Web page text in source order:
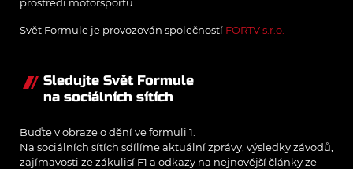
Svět Formule je provozován společností FORTV s.r.o.
Sledujte Svět Formule
na sociálních sítích
Buďte v obraze o dění ve formuli 1.
Na sociálních sítích sdílíme aktuální zprávy, výsledky závodů,
zajímavosti ze zákulisí F1 a odkazy na nejnovější články ze